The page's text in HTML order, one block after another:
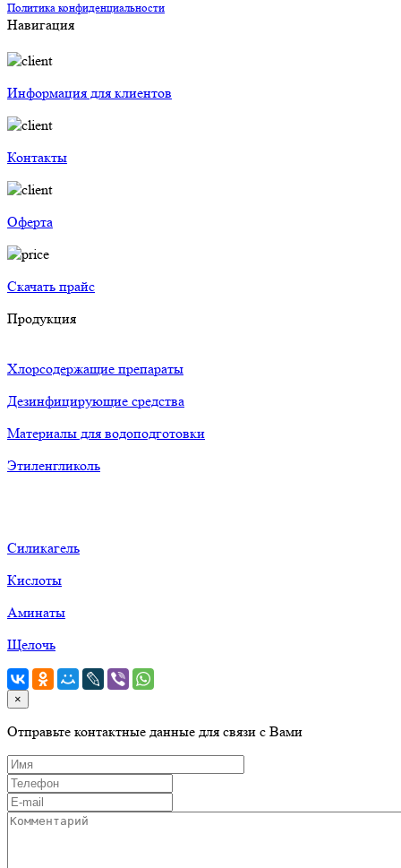
Политика конфиденциальности
Навигация
Информация для клиентов
Контакты
Оферта
Скачать прайс
Продукция
Хлорсодержащие препараты
Дезинфицирующие средства
Материалы для водоподготовки
Этиленгликоль
Силикагель
Кислоты
Аминаты
Щелочь
×
Отправьте контактные данные для связи с Вами